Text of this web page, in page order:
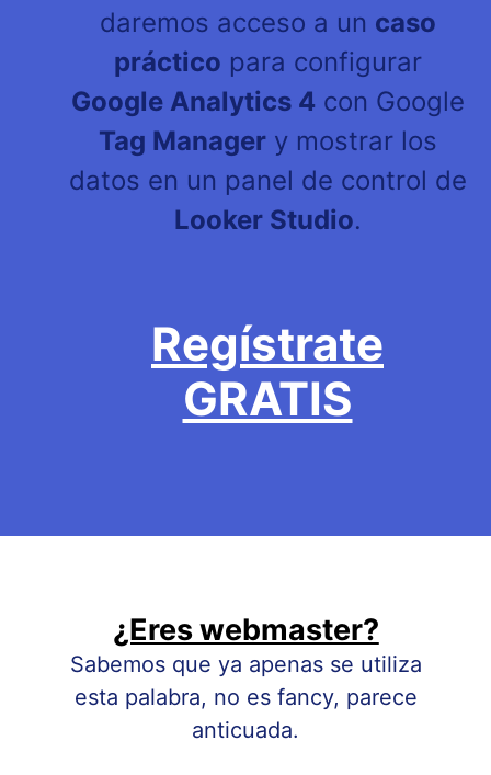
daremos acceso a un caso
práctico para configurar
Google Analytics 4 con Google
Tag Managery mostrar los
datos en un panel de control de
Looker Studio.
Regístrate
GRATIS
¿Eres webmaster?
Sabemos que ya apenas se utiliza
esta palabra, no es fancy, parece
anticuada.